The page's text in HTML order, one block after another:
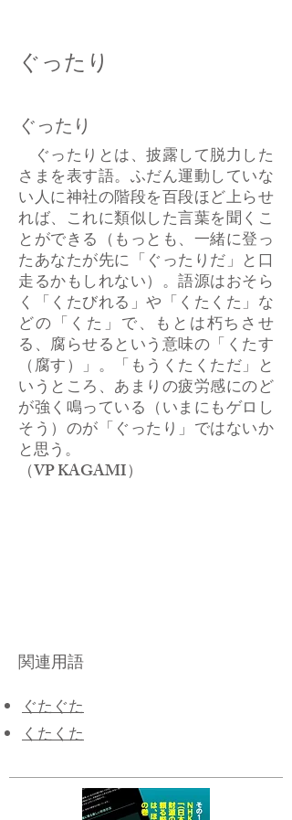
ぐったり
ぐったり
ぐったりとは、披露して脱力した
さまを表す語。ふだん運動していな
い人に神社の階段を百段ほど上らせ
れば、これに類似した言葉を聞くこ
とができる（もっとも、一緒に登っ
たあなたが先に「ぐったりだ」と口
走るかもしれない）。語源はおそら
く「くたびれる」や「くたくた」な
どの「くた」で、もとは朽ちさせ
る、腐らせるという意味の「くたす
（腐す）」。「もうくたくただ」と
いうところ、あまりの疲労感にのど
が強く鳴っている（いまにもゲロし
そう）のが「ぐったり」ではないか
と思う。
​（VP KAGAMI）
関連用語
ぐたぐた
くたくた